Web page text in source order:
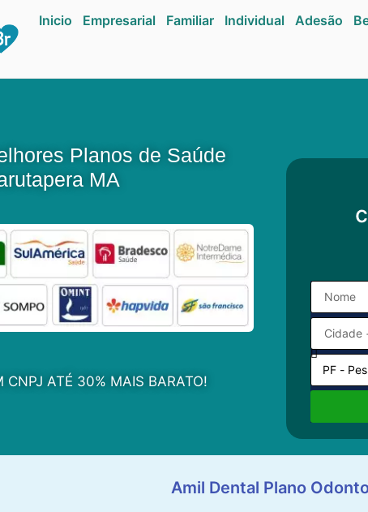
Inicio Empresarial Familiar Individual Adesão
Planos de Saúde
MA
CNPJ ATÉ 30% MAIS BARATO!
Amil Dental Plano